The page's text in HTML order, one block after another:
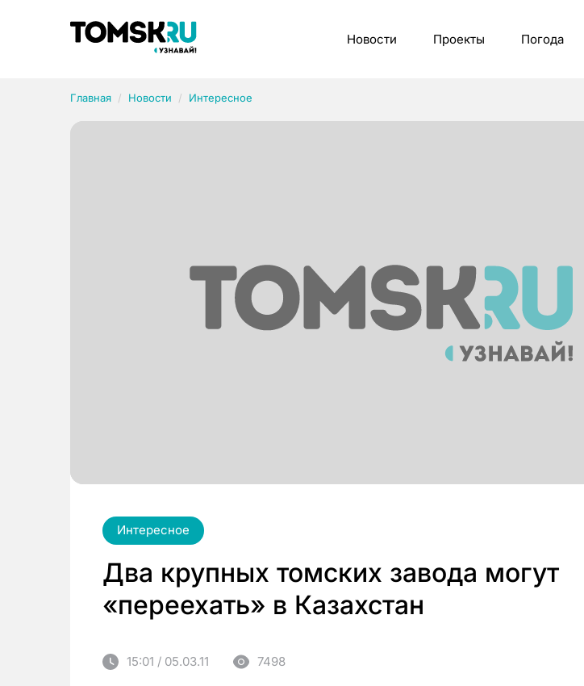
Новости Проекты Погода
Главная Новости Интересное
Интересное
Два крупных томских завода могут
«переехать» в Казахстан
15:01 / 05.03.11 7498
Рубрики